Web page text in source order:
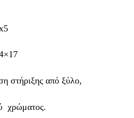
στήριξης από ξύλο,
χρώματος.